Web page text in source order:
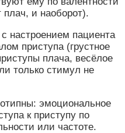
плач, и наоборот).
настроением пациента
приступа (грустное
плача, весёлое
только стимул не
эмоциональное
к приступу по
или частоте.